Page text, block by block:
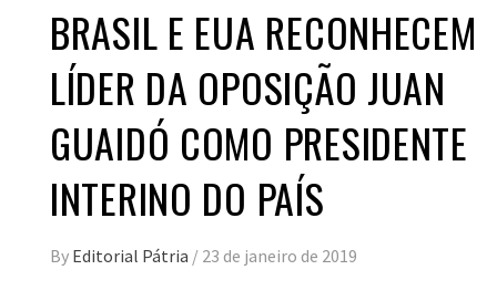
BRASIL E EUA RECONHECEM
LÍDER DA OPOSIÇÃO JUAN
GUAIDÓ COMO PRESIDENTE
INTERINO DO PAÍS
By Editorial Pátria / 23 de janeiro de 2019